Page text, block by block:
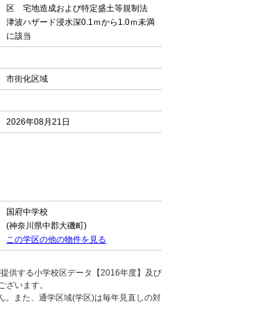
区 宅地造成および特定盛土等規制法
津波ハザード浸水深0.1ｍから1.0ｍ未満
に該当
市街化区域
2026年08月21日
国府中学校
(神奈川県中郡大磯町)
この学区の他の物件を見る
供する小学校区データ【2016年度】及び
います。
。また、通学区域(学区)は毎年見直しの対